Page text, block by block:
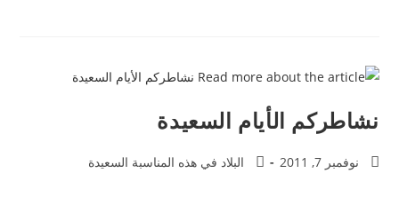
نشاطركم الأيام السعيدة
نوفمبر 7, 2011 البلاد في هذه المناسبة السعيدة